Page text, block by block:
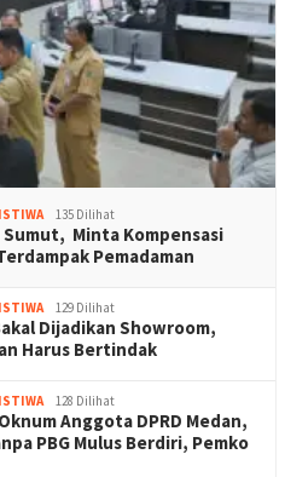
135 Dilihat
Sumut, Minta Kompensasi
Pemadaman
129 Dilihat
Dijadikan Showroom,
Harus Bertindak
128 Dilihat
Anggota DPRD Medan,
PBG Mulus Berdiri, Pemko